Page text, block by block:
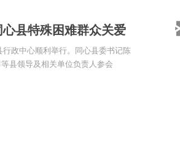
县特殊困难群众关爱
政中心顺利举行。同心县委书记陈
县领导及相关单位负责人参会